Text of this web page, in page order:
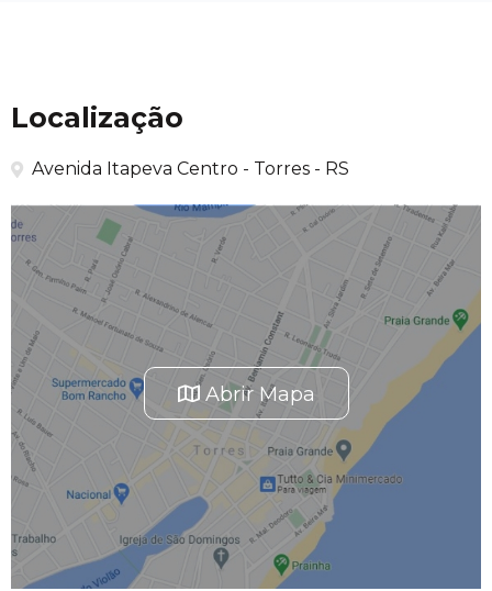
Localização
Avenida Itapeva Centro - Torres - RS
Abrir Mapa